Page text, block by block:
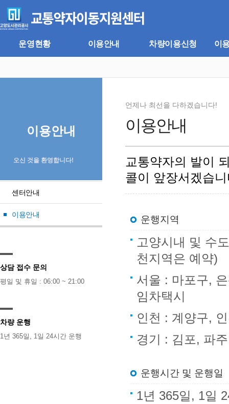
뉴
바
기
바
로
운영현황 이용안내 차량이용신청 이
이용안내
오신 것을 환영합니다!
센터안내
이용안내
상담 접수 문의
평일 및 휴일 : 06:00 ~ 21:00
차량 운행
1년 365일, 1일 24시간 운행
이용안내
언제나 최선을 다하겠습니다!
교통약자의 발이
콜이 앞장서겠습
운행지역
고양시내 및 수
천지역은 예약)
서울 : 마포구,
임차택시
인천 : 계양구,
경기 : 김포, 파
운행시간 및 운행일
1년 365일, 1일